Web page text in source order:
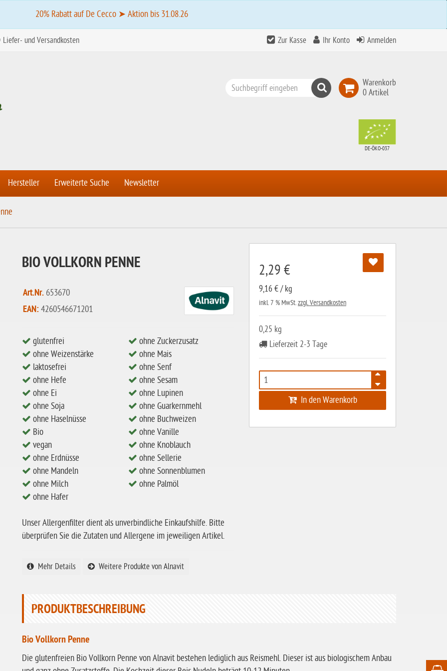
20% Rabatt auf De Cecco ➤ Aktion bis 31.08.26
Liefer- und Versandkosten Zur Kasse Ihr Konto Anmelden
Warenkorb
0 Artikel
Suchen
DE-ÖKO-037
Hersteller Erweiterte Suche Newsletter
2,29 €
9,16 € / kg
inkl. 7 % MwSt.zzgl. Versandkosten
0,25 kg
Lieferzeit 2-3 Tage
In den Warenkorb
BIO VOLLKORN PENNE
Art.Nr. 653670
EAN: 4260546671201
glutenfrei
ohne Weizenstärke
laktosefrei
ohne Hefe
ohne Ei
ohne Soja
ohne Haselnüsse
Bio
vegan
ohne Erdnüsse
ohne Mandeln
ohne Milch
ohne Hafer
ohne Zuckerzusatz
ohne Mais
ohne Senf
ohne Sesam
ohne Lupinen
ohne Guarkernmehl
ohne Buchweizen
ohne Vanille
ohne Knoblauch
ohne Sellerie
ohne Sonnenblumen
ohne Palmöl
Unser Allergenfilter dient als unverbindliche Einkaufshilfe. Bitte
überprüfen Sie die Zutaten und Allergene im jeweiligen Artikel.
Mehr Details Weitere Produkte von Alnavit
PRODUKTBESCHREIBUNG
Bio Vollkorn Penne
Die glutenfreien Bio Vollkorn Penne von Alnavit bestehen lediglich aus Reismehl. Dieser ist aus biologischem Anbau